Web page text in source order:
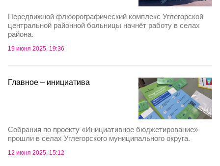
Передвижной флюорографический комплекс Углегорской
центральной районной больницы начнёт работу в селах
района.
19 июня 2025, 19:36
Главное – инициатива
Собрания по проекту «Инициативное бюджетирование»
прошли в селах Углегорского муниципального округа.
12 июня 2025, 15:12